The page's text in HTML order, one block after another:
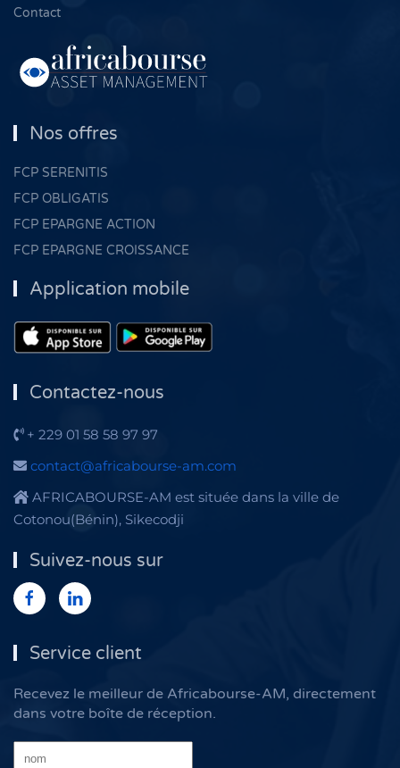
Contact
Nos offres
FCP SERENITIS
FCP OBLIGATIS
FCP EPARGNE ACTION
FCP EPARGNE CROISSANCE
Application mobile
Contactez-nous
+ 229 01 58 58 97 97
contact@africabourse-am.com
AFRICABOURSE-AM est située dans la ville de
Cotonou(Bénin), Sikecodji
Suivez-nous sur
Service client
Recevez le meilleur de Africabourse-AM, directement
dans votre boîte de réception.